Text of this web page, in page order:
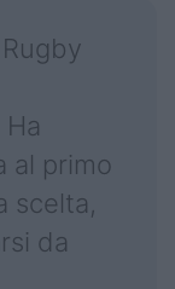
al primo
scelta,
da